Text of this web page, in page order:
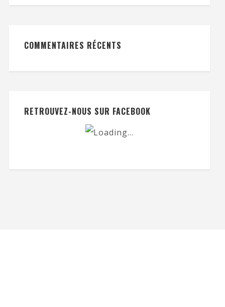
COMMENTAIRES RÉCENTS
RETROUVEZ-NOUS SUR FACEBOOK